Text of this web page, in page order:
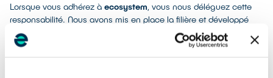
Lorsque vous adhérez à ecosystem, vous nous déléguez cette
responsabilité. Nous avons mis en place la filière et développé
une stratégie industrielle robuste avec les opérateurs pour
prendre en charge ces déchets dangereux, avec des